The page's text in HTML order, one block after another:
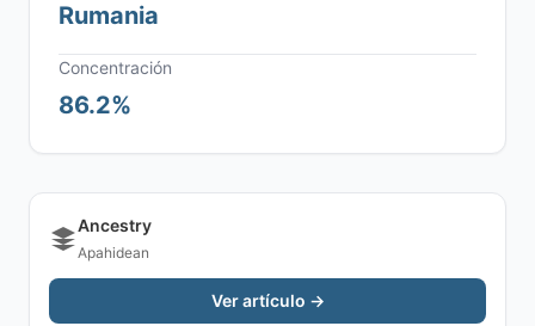
Rumania
Concentración
86.2%
Ancestry
Apahidean
Ver artículo →